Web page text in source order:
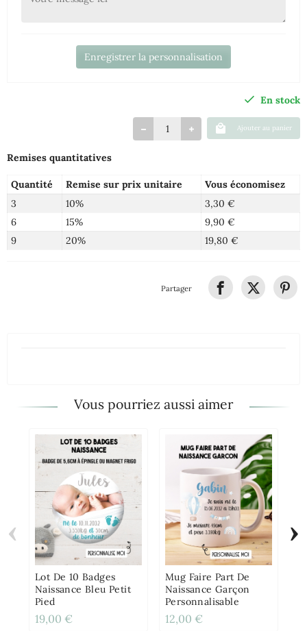
Enregistrer la personnalisation
En stock
Ajouter au panier
Remises quantitatives
Quantité Remise sur prix unitaire
Vous économisez
3
10%
3,30 €
6
15%
9,90 €
9
20% 19,80 €
Partager
Vous pourriez aussi aimer
Lot De 10 Badges
Naissance Bleu Petit
Pied
19,00 €
Mug Faire Part De
Naissance Garçon
Personnalisable
12,00 €
‹ ›